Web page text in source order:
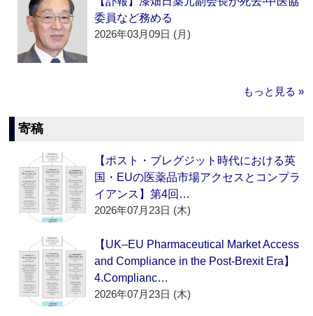
委員など務める
2026年03月09日 (月)
もっと見る »
寄稿
【ポスト・ブレグジット時代における英
国・EUの医薬品市場アクセスとコンプラ
イアンス】第4回…
2026年07月23日 (木)
【UK–EU Pharmaceutical Market Access
and Compliance in the Post-Brexit Era】
4.Complianc…
2026年07月23日 (木)